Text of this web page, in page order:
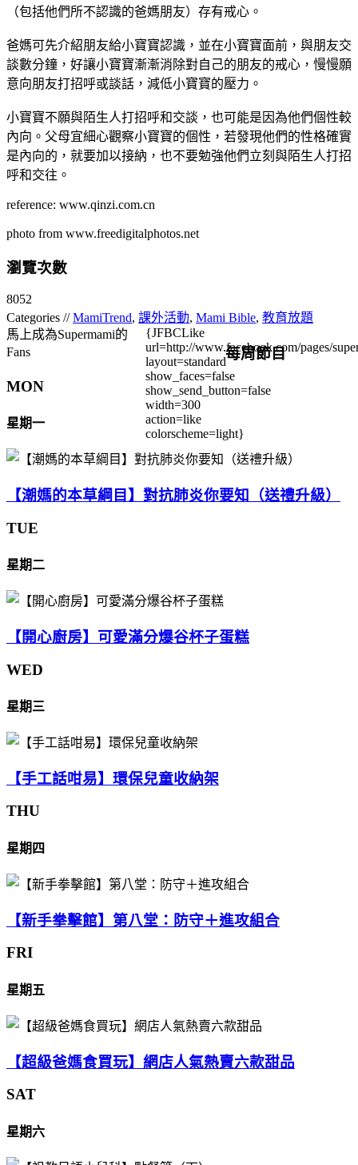
（包括他們所不認識的爸媽朋友）存有戒心。
爸媽可先介紹朋友給小寶寶認識，並在小寶寶面前，與朋友交
談數分鐘，好讓小寶寶漸漸消除對自己的朋友的戒心，慢慢願
意向朋友打招呼或談話，減低小寶寶的壓力。
小寶寶不願與陌生人打招呼和交談，也可能是因為他們個性較
內向。父母宜細心觀察小寶寶的個性，若發現他們的性格確實
是內向的，就要加以接納，也不要勉強他們立刻與陌生人打招
呼和交往。
reference: www.qinzi.com.cn
photo from www.freedigitalphotos.net
瀏覽次數
8052
Categories //MamiTrend, 課外活動, Mami Bible, 教育放題
馬上成為Supermami的
Fans
{JFBCLike
url=http://www.facebook.com/pages/
layout=standard
show_faces=false
show_send_button=false
width=300
action=like
colorscheme=light}
每周節目
MON
星期一
【潮媽的本草綱目】對抗肺炎你要知（送禮升級）
TUE
星期二
【開心廚房】可愛滿分爆谷杯子蛋糕
WED
星期三
【手工話咁易】環保兒童收納架
THU
星期四
【新手拳擊館】第八堂：防守＋進攻組合
FRI
星期五
【超級爸媽食買玩】網店人氣熱賣六款甜品
SAT
星期六